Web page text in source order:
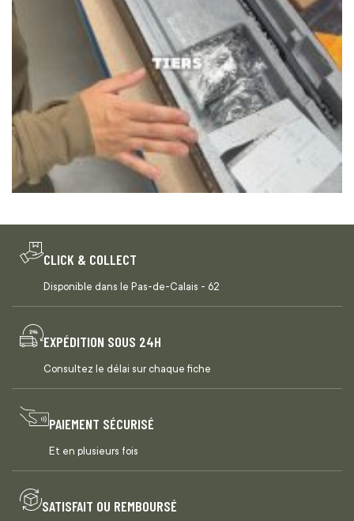
CLICK & COLLECT
Disponible dans le Pas-de-Calais - 62
EXPÉDITION SOUS 24H
Consultez le délai sur chaque fiche
PAIEMENT SÉCURISÉ
Et en plusieurs fois
SATISFAIT OU REMBOURSÉ